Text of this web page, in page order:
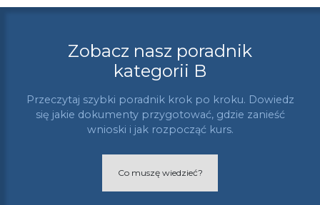
Zobacz nasz poradnik
kategorii B
Przeczytaj szybki poradnik krok po kroku. Dowiedz
się jakie dokumenty przygotować, gdzie zanieść
wnioski i jak rozpocząć kurs.
Co muszę wiedzieć?